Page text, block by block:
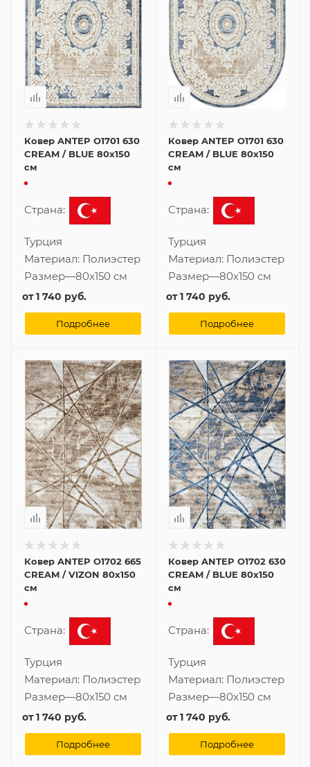
Ковер ANTEP O1701 630
CREAM / BLUE 80x150
см
Страна:
Турция
Материал: Полиэстер
Размер—80x150 см
от1 740 руб.
Подробнее
Ковер ANTEP O1701 630
CREAM / BLUE 80x150
см
Страна:
Турция
Материал: Полиэстер
Размер—80x150 см
от1 740 руб.
Подробнее
Ковер ANTEP O1702 665
CREAM / VIZON 80x150
см
Страна:
Турция
Материал: Полиэстер
Размер—80x150 см
от1 740 руб.
Подробнее
Ковер ANTEP O1702 630
CREAM / BLUE 80x150
см
Страна:
Турция
Материал: Полиэстер
Размер—80x150 см
от1 740 руб.
Подробнее